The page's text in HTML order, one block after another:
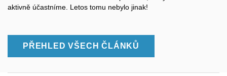
aktivně účastníme. Letos tomu nebylo jinak!
PŘEHLED VŠECH ČLÁNKŮ